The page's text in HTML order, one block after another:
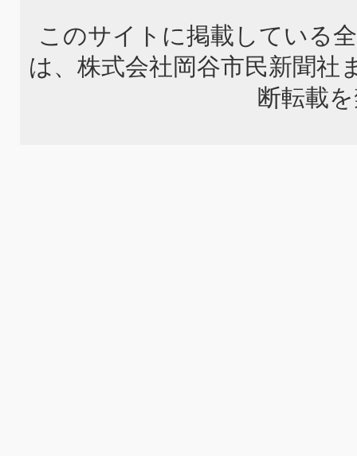
このサイトに掲載している
は、株式会社岡谷市民新聞社
断転載